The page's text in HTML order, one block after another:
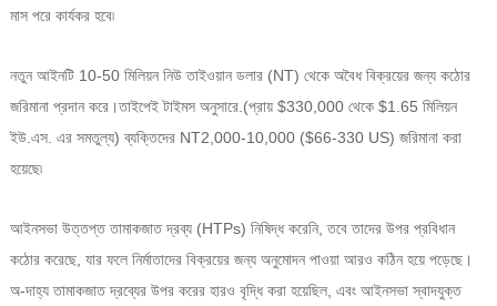
মাস পরে কার্যকর হবে৷
নতুন আইনটি 10-50 মিলিয়ন নিউ তাইওয়ান ডলার (NT) থেকে অবৈধ বিক্রয়ের জন্য কঠোর
জরিমানা প্রদান করে।তাইপেই টাইমস অনুসারে. (প্রায় $330,000 থেকে $1.65 মিলিয়ন
ইউ.এস. এর সমতুল্য) ব্যক্তিদের NT2,000-10,000 ($66-330 US) জরিমানা করা
হয়েছে৷
আইনসভা উত্তপ্ত তামাকজাত দ্রব্য (HTPs) নিষিদ্ধ করেনি, তবে তাদের উপর প্রবিধান
কঠোর করেছে, যার ফলে নির্মাতাদের বিক্রয়ের জন্য অনুমোদন পাওয়া আরও কঠিন হয়ে পড়েছে।
অ-দাহ্য তামাকজাত দ্রব্যের উপর করের হারও বৃদ্ধি করা হয়েছিল, এবং আইনসভা স্বাদযুক্ত